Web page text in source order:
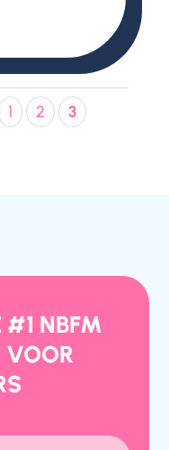
1 2 3
#1 NBFM
VOOR